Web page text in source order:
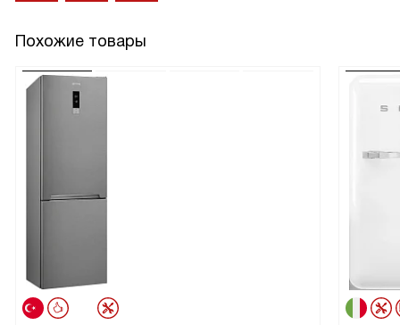
Похожие товары